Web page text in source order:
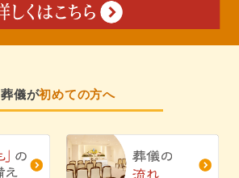
葬儀が初めての方へ